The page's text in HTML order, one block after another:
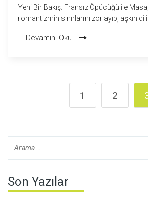
Yeni Bir Bakış: Fransız Öpücüğü ile
romantizmin sınırlarını zorlayıp, aşkın
aşk ve romantizmi birleştiren mükemmel
Devamını Oku
1 2
Son Yazılar